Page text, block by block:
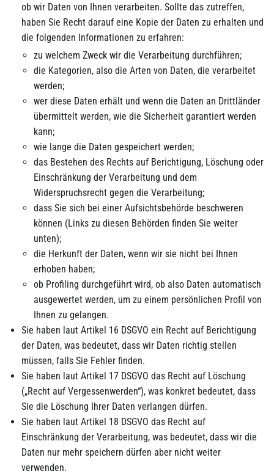
ob wir Daten von Ihnen verarbeiten. Sollte das zutreffen,
haben Sie Recht darauf eine Kopie der Daten zu erhalten und
die folgenden Informationen zu erfahren:
zu welchem Zweck wir die Verarbeitung durchführen;
die Kategorien, also die Arten von Daten, die verarbeitet
werden;
wer diese Daten erhält und wenn die Daten an Drittländer
übermittelt werden, wie die Sicherheit garantiert werden
kann;
wie lange die Daten gespeichert werden;
das Bestehen des Rechts auf Berichtigung, Löschung oder
Einschränkung der Verarbeitung und dem
Widerspruchsrecht gegen die Verarbeitung;
dass Sie sich bei einer Aufsichtsbehörde beschweren
können (Links zu diesen Behörden finden Sie weiter
unten);
die Herkunft der Daten, wenn wir sie nicht bei Ihnen
erhoben haben;
ob Profiling durchgeführt wird, ob also Daten automatisch
ausgewertet werden, um zu einem persönlichen Profil von
Ihnen zu gelangen.
Sie haben laut Artikel 16 DSGVO ein Recht auf Berichtigung
der Daten, was bedeutet, dass wir Daten richtig stellen
müssen, falls Sie Fehler finden.
Sie haben laut Artikel 17 DSGVO das Recht auf Löschung
(„Recht auf Vergessenwerden“), was konkret bedeutet, dass
Sie die Löschung Ihrer Daten verlangen dürfen.
Sie haben laut Artikel 18 DSGVO das Recht auf
Einschränkung der Verarbeitung, was bedeutet, dass wir die
Daten nur mehr speichern dürfen aber nicht weiter
verwenden.